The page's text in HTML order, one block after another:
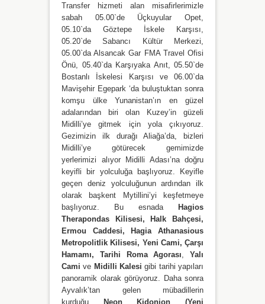
Transfer hizmeti alan misafirlerimizle
sabah 05.00`de Üçkuyular Opet,
05.10`da Göztepe İskele Karşısı,
05.20`de Sabancı Kültür Merkezi,
05.00`da Alsancak Gar FMA Travel Ofisi
Önü, 05.40`da Karşıyaka Anıt, 05.50`de
Bostanlı İskelesi Karşısı ve 06.00`da
Mavişehir Egepark ‘da buluştuktan sonra
komşu ülke Yunanistan’ın en güzel
adalarından biri olan Kuzey’in güzeli
Midilli’ye gitmek için yola çıkıyoruz.
Gezimizin ilk durağı Aliağa’da, bizleri
Midilli’ye götürecek gemimizde
yerlerimizi alıyor Midilli Adası’na doğru
keyifli bir yolculuğa başlıyoruz. Keyifle
geçen deniz yolculuğunun ardından ilk
olarak başkent Mytillini’yi keşfetmeye
başlıyoruz. Bu esnada
Hagios
Therapondas Kilisesi, Halk Bahçesi,
Ermou Caddesi, Hagia Athanasious
Metropolitlik Kilisesi, Yeni Cami, Çarşı
Hamamı, Tarihi Roma Agorası, Yalı
Camive Midilli Kalesi gibi tarihi yapıları
panoramik olarak görüyoruz. Daha sonra
Ayvalık’tan gelen mübadillerin
kurduğu
Neon Kidonion (Yeni